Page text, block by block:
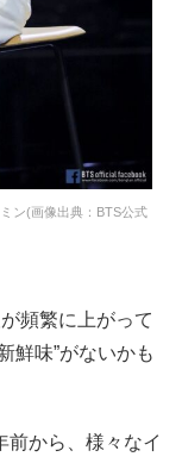
ン(画像出典：BTS公式
頻繁に上がって
鮮味”がないかも
前から、様々なイ